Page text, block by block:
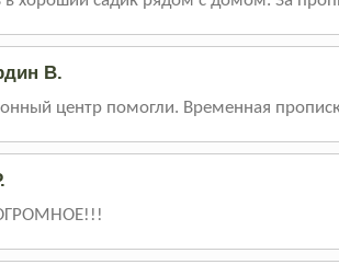
В.
центр помогли. Временная